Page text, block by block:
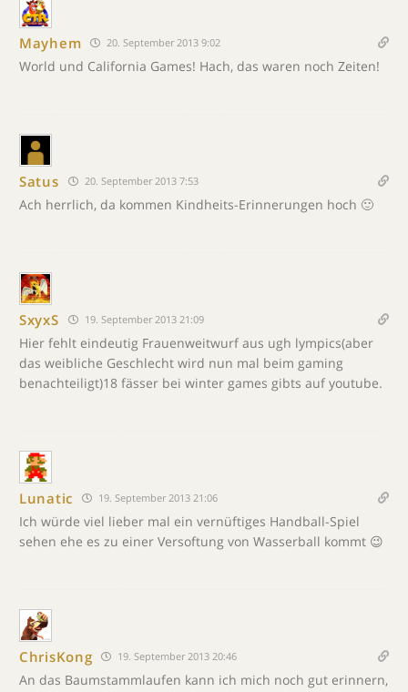
Mayhem 20. September 2013 9:02
World und California Games! Hach, das waren noch Zeiten!
Satus 20. September 2013 7:53
Ach herrlich, da kommen Kindheits-Erinnerungen hoch 🙂
SxyxS 19. September 2013 21:09
Hier fehlt eindeutig Frauenweitwurf aus ugh lympics(aber
das weibliche Geschlecht wird nun mal beim gaming
benachteiligt)18 fässer bei winter games gibts auf youtube.
Lunatic 19. September 2013 21:06
Ich würde viel lieber mal ein vernüftiges Handball-Spiel
sehen ehe es zu einer Versoftung von Wasserball kommt 😉
ChrisKong 19. September 2013 20:46
An das Baumstammlaufen kann ich mich noch gut erinnern,